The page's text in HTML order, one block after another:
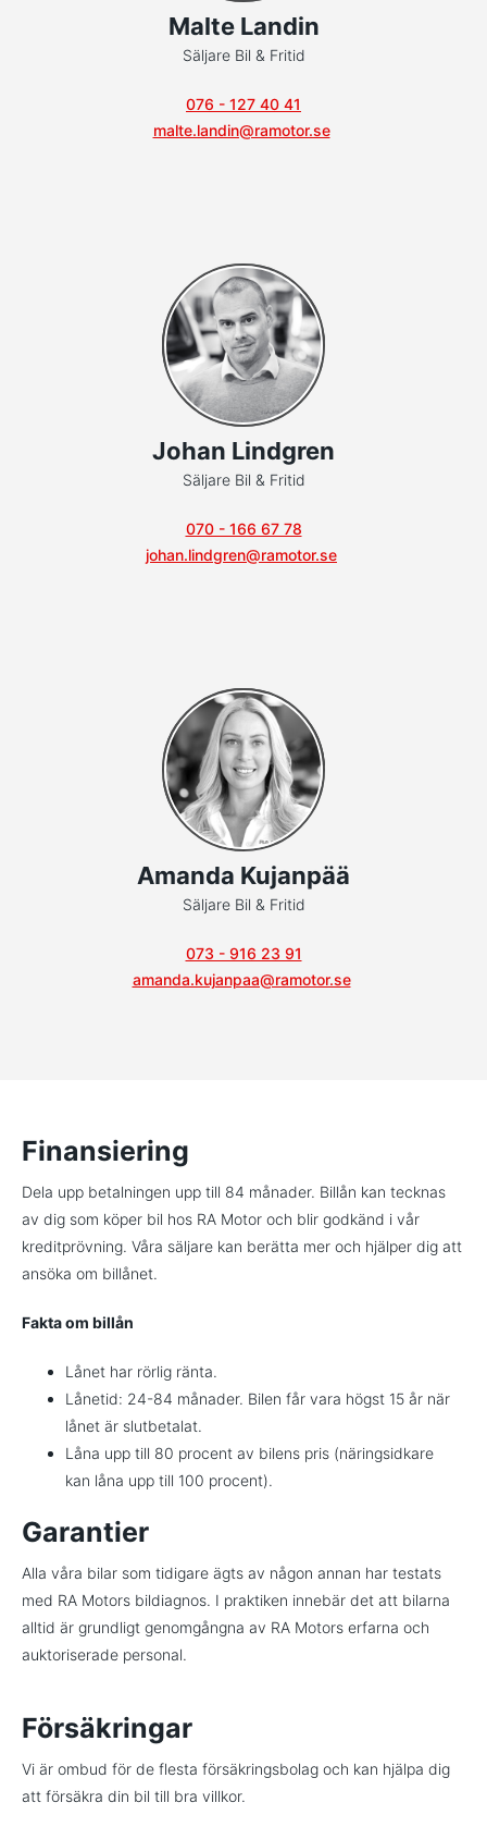
Malte Landin
Säljare Bil & Fritid
076 - 127 40 41
malte.landin@ramotor.se
Johan Lindgren
Säljare Bil & Fritid
070 - 166 67 78
johan.lindgren@ramotor.se
Amanda Kujanpää
Säljare Bil & Fritid
073 - 916 23 91
amanda.kujanpaa@ramotor.se
Finansiering
Dela upp betalningen upp till 84 månader. Billån kan tecknas
av dig som köper bil hos RA Motor och blir godkänd i vår
kreditprövning. Våra säljare kan berätta mer och hjälper dig att
ansöka om billånet.
Fakta om billån
Lånet har rörlig ränta.
Lånetid: 24-84 månader. Bilen får vara högst 15 år när
lånet är slutbetalat.
Låna upp till 80 procent av bilens pris (näringsidkare
kan låna upp till 100 procent).
Garantier
Alla våra bilar som tidigare ägts av någon annan har testats
med RA Motors bildiagnos. I praktiken innebär det att bilarna
alltid är grundligt genomgångna av RA Motors erfarna och
auktoriserade personal.
Försäkringar
Vi är ombud för de flesta försäkringsbolag och kan hjälpa dig
att försäkra din bil till bra villkor.